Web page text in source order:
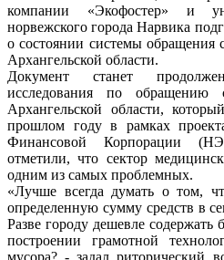
компании «Экофостер» и
норвежского города Нарвика
о состоянии системы обращения
Архангельской области.
Документ станет
исследования по
Архангельской области,
прошлом году в рамках
Финансовой Корпорации
отметили, что сектор
одним из самых проблемных.
«Лучше всегда думать о том,
определенную сумму средств в
Разве городу дешевле содержать
построении грамотной